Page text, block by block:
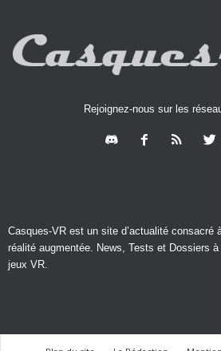
Rejoignez-nous sur les
Casques-VR est un site d’actualité consacré
réalité augmentée. News, Tests et Dossiers
jeux VR.